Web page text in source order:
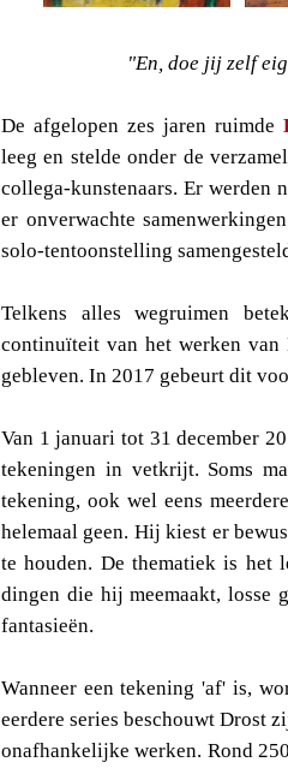
"En, doe jij zelf
De afgelopen zes jaren ruimde
leeg en stelde onder de
collega-kunstenaars. Er werden
er onverwachte
solo-tentoonstelling
Telkens alles wegruimen
continuïteit van het werken van
gebleven. In 2017 gebeurt dit
Van 1 januari tot 31 december
tekeningen in vetkrijt. Soms
tekening, ook wel eens
helemaal geen. Hij kiest er
te houden. De thematiek is het
dingen die hij meemaakt, losse
fantasieën.
Wanneer een tekening 'af' is,
eerdere series beschouwt Drost
onafhankelijke werken. Rond